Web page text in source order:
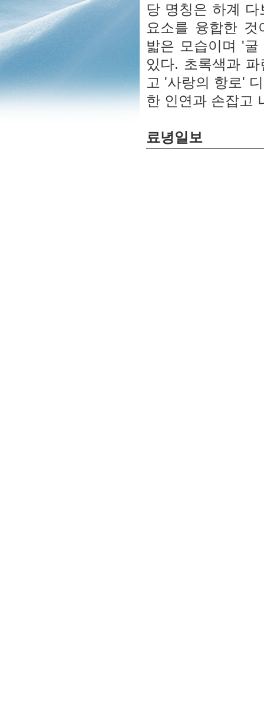
당 명칭은 하계
요소를 융합한
밟은 모습이며 '
있다. 초록색과
고 '사랑의 항로'
한 인연과 손잡고
료녕일보